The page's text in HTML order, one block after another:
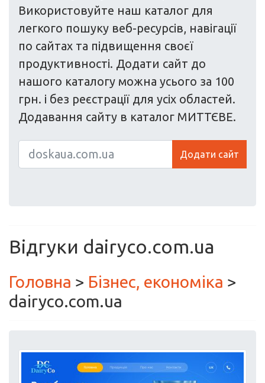
Використовуйте наш каталог для
легкого пошуку веб-ресурсів, навігації
по сайтах та підвищення своєї
продуктивності. Додати сайт до
нашого каталогу можна усього за 100
грн. і без реєстрації для усіх областей.
Додавання сайту в каталог МИТТЄВЕ.
Додати сайт
Відгуки dairyco.com.ua
Головна > Бізнес, економіка >
dairyco.com.ua